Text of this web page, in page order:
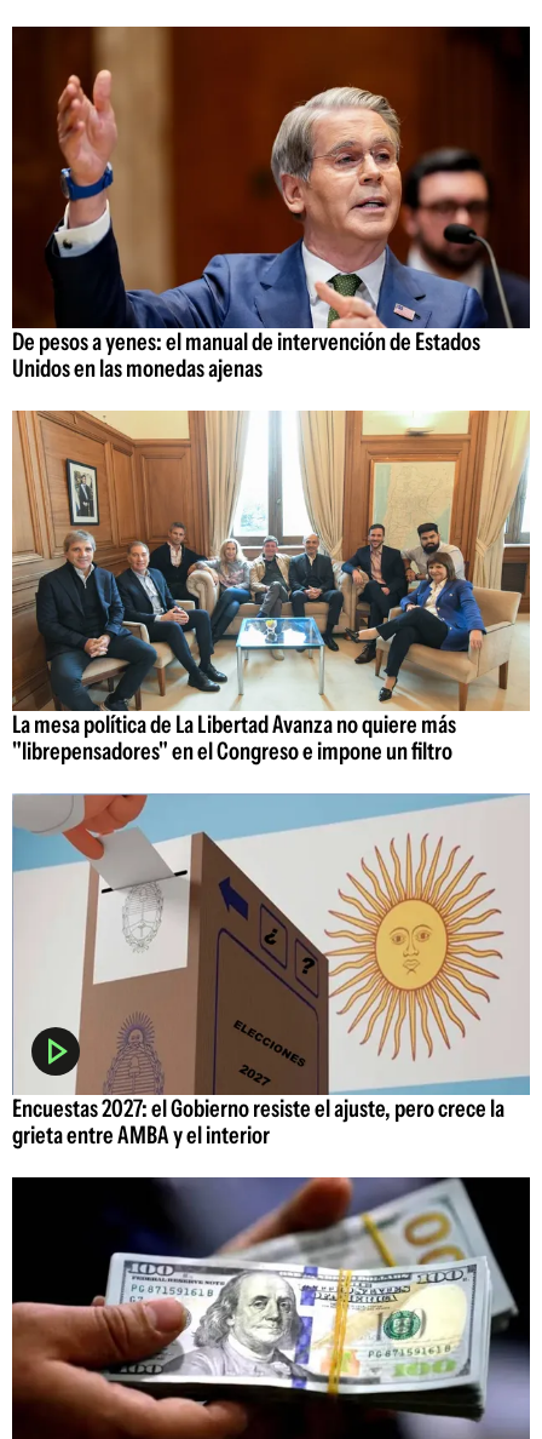
De pesos a yenes: el manual de intervención de Estados
Unidos en las monedas ajenas
La mesa política de La Libertad Avanza no quiere más
"librepensadores" en el Congreso e impone un filtro
Encuestas 2027: el Gobierno resiste el ajuste, pero crece la
grieta entre AMBA y el interior